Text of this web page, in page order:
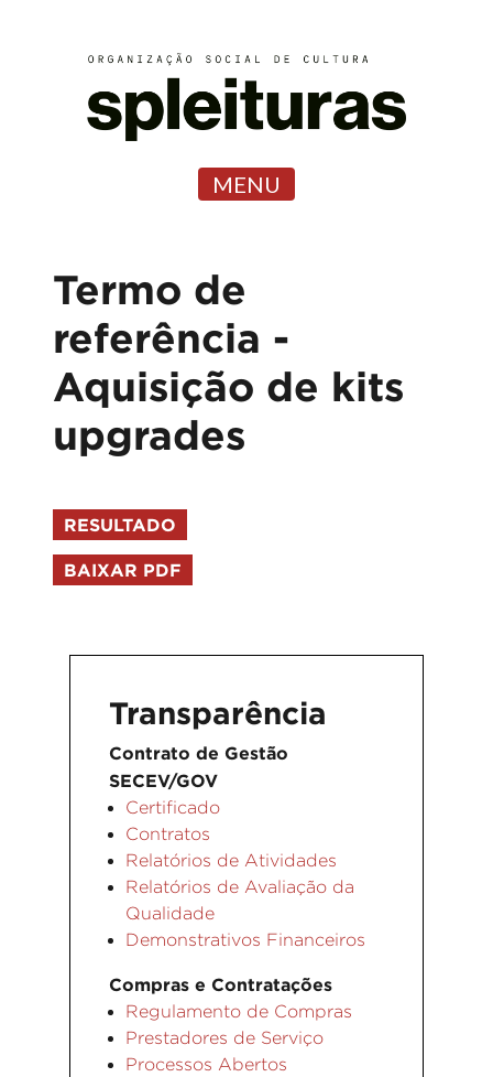
MENU
Termo de
referência -
Aquisição de kits
upgrades
RESULTADO
BAIXAR PDF
Transparência
Contrato de Gestão
SECEV/GOV
Certificado
Contratos
Relatórios de Atividades
Relatórios de Avaliação da
Qualidade
Demonstrativos Financeiros
Compras e Contratações
Regulamento de Compras
Prestadores de Serviço
Processos Abertos